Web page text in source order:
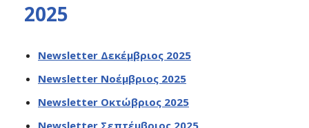
2025
Newsletter Δεκέμβριος 2025
Newsletter Νοέμβριος 2025
Newsletter Οκτώβριος 2025
Newsletter Σεπτέμβριος 2025